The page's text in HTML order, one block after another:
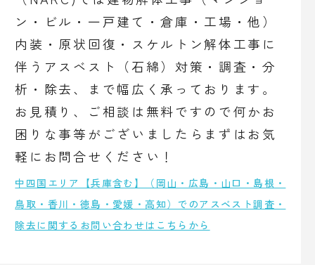
ン・ビル・一戸建て・倉庫・工場・他）
内装・原状回復・スケルトン解体工事に
伴うアスベスト（石綿）対策・調査・分
析・除去、まで幅広く承っております。
お見積り、ご相談は無料ですので何かお
困りな事等がございましたらまずはお気
軽にお問合せください！
中四国エリア【兵庫含む】（岡山・広島・山口・島根・
鳥取・香川・徳島・愛媛・高知）でのアスベスト調査・
除去に関するお問い合わせはこちらから